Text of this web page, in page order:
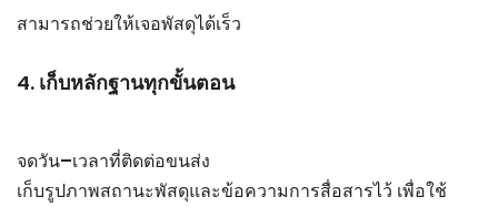
สามารถช่วยให้เจอพัสดุได้เร็ว
4. เก็บหลักฐานทุกขั้นตอน
จดวัน–เวลาที่ติดต่อขนส่ง
เก็บรูปภาพสถานะพัสดุและข้อความการสื่อสารไว้ เพื่อใช้